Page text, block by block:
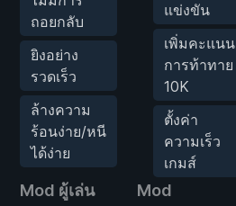
ถอยกลับ
ยิงอย่าง
รวดเร็ว
ล้างความ
ร้อนง่าย/หนี
ได้ง่าย
แข่งขัน
เพิ่มคะแนน
การท้าทาย
10K
ตั้งค่า
ความเร็ว
เกมส์
Mod ผู้เล่น
Mod